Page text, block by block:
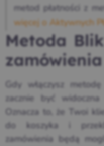
metod płatności z
więcej o Aktywnych
Metoda
zamówienia
Gdy włączysz
zacznie być
Oznacza to, że Twoi
do koszyka i
zamówienia będą